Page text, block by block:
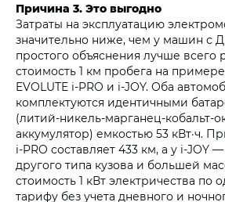
Причина 3. Это выгодно
Затраты на эксплуатацию
значительно ниже, чем у машин с
простого объяснения лучше всего
стоимость 1 км пробега на
EVOLUTE i‑PRO и i‑JOY. Оба
комплектуются идентичными
(литий-никель-марганец-кобальт-
аккумулятор) емкостью 53 кВт·ч.
i‑PRO составляет 433 км, а у i‑JOY
другого типа кузова и большей
стоимость 1 кВт электричества по
тарифу без учета дневного и